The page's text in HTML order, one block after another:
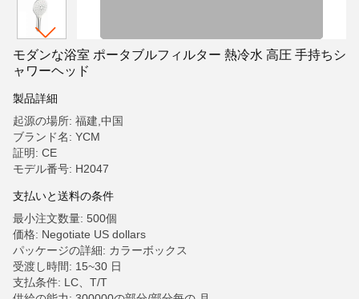
モダンな浴室 ポータブルフィルター 熱冷水 高圧 手持ちシ
ャワーヘッド
製品詳細
起源の場所: 福建,中国
ブランド名: YCM
証明: CE
モデル番号: H2047
支払いと送料の条件
最小注文数量: 500個
価格: Negotiate US dollars
パッケージの詳細: カラーボックス
受渡し時間: 15~30 日
支払条件: LC、T/T